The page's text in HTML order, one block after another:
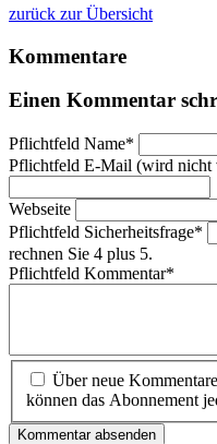
zurück zur Übersicht
Kommentare
Einen Kommentar
Pflichtfeld Name*
Pflichtfeld E-Mail (wird nicht
Webseite
Pflichtfeld Sicherheitsfrage*
rechnen Sie 4 plus 5.
Pflichtfeld Kommentar*
Über neue
können das Abonnement
Kommentar absenden